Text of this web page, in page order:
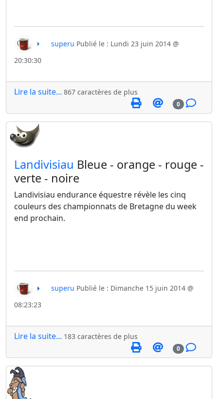
superu Publié le : Lundi 23 juin 2014 @
20:30:30
Lire la suite... 867 caractères de plus
0
​Landivisiau Bleue - orange - rouge -
verte - noire
Landivisiau endurance équestre révèle les cinq
couleurs des championnats de Bretagne du week
end prochain.
superu Publié le : Dimanche 15 juin 2014 @
08:23:23
Lire la suite... 183 caractères de plus
0